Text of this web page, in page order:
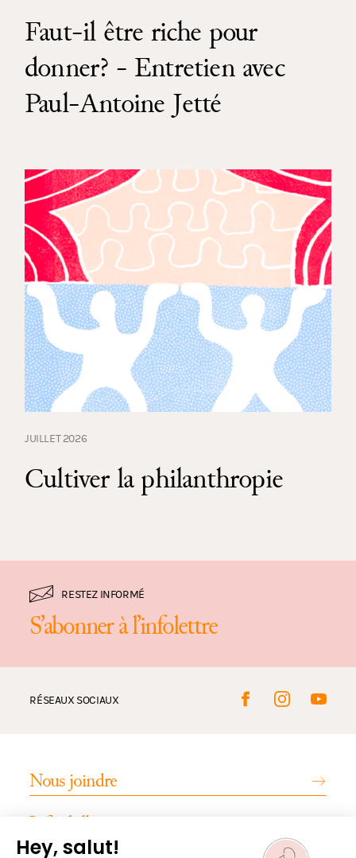
Faut-il être riche pour
donner? - Entretien avec
Paul-Antoine Jetté
JUILLET 2026
Cultiver la philanthropie
RESTEZ INFORMÉ
S’abonner à l’infolettre
RÉSEAUX SOCIAUX
Nous joindre
Infos billetterie